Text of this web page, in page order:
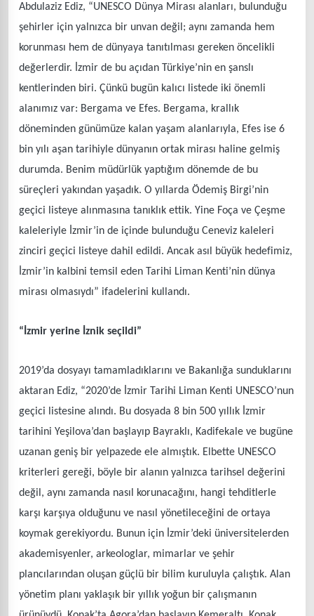
Abdulaziz Ediz, “UNESCO Dünya Mirası alanları, bulunduğu
şehirler için yalnızca bir unvan değil; aynı zamanda hem
korunması hem de dünyaya tanıtılması gereken öncelikli
değerlerdir. İzmir de bu açıdan Türkiye’nin en şanslı
kentlerinden biri. Çünkü bugün kalıcı listede iki önemli
alanımız var: Bergama ve Efes. Bergama, krallık
döneminden günümüze kalan yaşam alanlarıyla, Efes ise 6
bin yılı aşan tarihiyle dünyanın ortak mirası haline gelmiş
durumda. Benim müdürlük yaptığım dönemde de bu
süreçleri yakından yaşadık. O yıllarda Ödemiş Birgi’nin
geçici listeye alınmasına tanıklık ettik. Yine Foça ve Çeşme
kaleleriyle İzmir’in de içinde bulunduğu Ceneviz kaleleri
zinciri geçici listeye dahil edildi. Ancak asıl büyük hedefimiz,
İzmir’in kalbini temsil eden Tarihi Liman Kenti’nin dünya
mirası olmasıydı” ifadelerini kullandı.
“İzmir yerine İznik seçildi”
2019’da dosyayı tamamladıklarını ve Bakanlığa sunduklarını
aktaran Ediz, “2020’de İzmir Tarihi Liman Kenti UNESCO’nun
geçici listesine alındı. Bu dosyada 8 bin 500 yıllık İzmir
tarihini Yeşilova’dan başlayıp Bayraklı, Kadifekale ve bugüne
uzanan geniş bir yelpazede ele almıştık. Elbette UNESCO
kriterleri gereği, böyle bir alanın yalnızca tarihsel değerini
değil, aynı zamanda nasıl korunacağını, hangi tehditlerle
karşı karşıya olduğunu ve nasıl yönetileceğini de ortaya
koymak gerekiyordu. Bunun için İzmir’deki üniversitelerden
akademisyenler, arkeologlar, mimarlar ve şehir
plancılarından oluşan güçlü bir bilim kuruluyla çalıştık. Alan
yönetim planı yaklaşık bir yıllık yoğun bir çalışmanın